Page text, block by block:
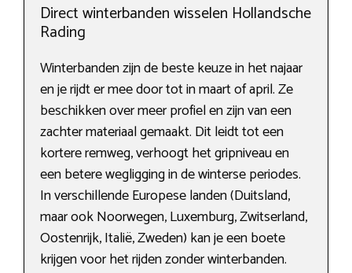
Direct winterbanden wisselen Hollandsche
Rading
Winterbanden zijn de beste keuze in het najaar
en je rijdt er mee door tot in maart of april. Ze
beschikken over meer profiel en zijn van een
zachter materiaal gemaakt. Dit leidt tot een
kortere remweg, verhoogt het gripniveau en
een betere wegligging in de winterse periodes.
In verschillende Europese landen (Duitsland,
maar ook Noorwegen, Luxemburg, Zwitserland,
Oostenrijk, Italië, Zweden) kan je een boete
krijgen voor het rijden zonder winterbanden.